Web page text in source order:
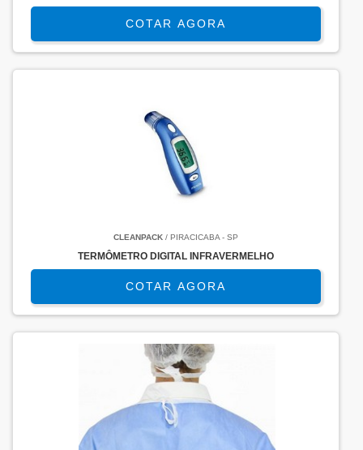
COTAR AGORA
CLEANPACK / PIRACICABA - SP
TERMÔMETRO DIGITAL INFRAVERMELHO
COTAR AGORA